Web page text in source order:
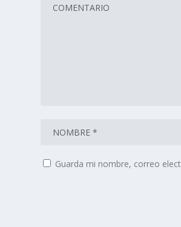
Guarda mi nombre, correo